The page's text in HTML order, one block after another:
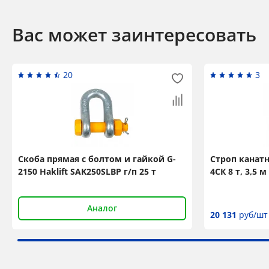
Вас может заинтересовать
20
Скоба прямая с болтом и гайкой G-
2150 Haklift SAK250SLBP г/п 25 т
Аналог
3
Строп
4СК 8 т, 3,5
20 131 руб/шт